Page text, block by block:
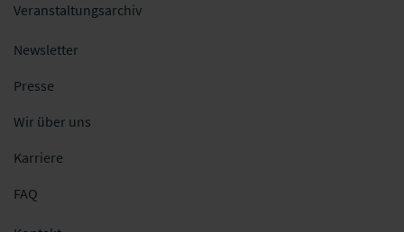
Veranstaltungsarchiv
Newsletter
Presse
Wir über uns
Karriere
FAQ